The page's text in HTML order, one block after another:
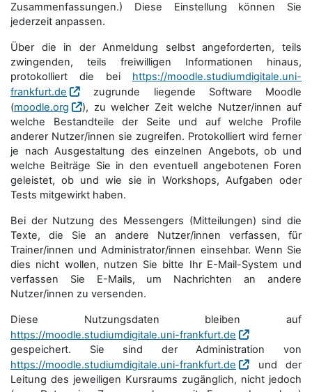
Zusammenfassungen.) Diese Einstellung können Sie
jederzeit anpassen.
Über die in der Anmeldung selbst angeforderten, teils
zwingenden, teils freiwilligen Informationen hinaus,
protokolliert die bei https://moodle.studiumdigitale.uni-
frankfurt.de
zugrunde liegende Software Moodle
(moodle.org
), zu welcher Zeit welche Nutzer/innen auf
welche Bestandteile der Seite und auf welche Profile
anderer Nutzer/innen sie zugreifen. Protokolliert wird ferner
je nach Ausgestaltung des einzelnen Angebots, ob und
welche Beiträge Sie in den eventuell angebotenen Foren
geleistet, ob und wie sie in Workshops, Aufgaben oder
Tests mitgewirkt haben.
Bei der Nutzung des Messengers (Mitteilungen) sind die
Texte, die Sie an andere Nutzer/innen verfassen, für
Trainer/innen und Administrator/innen einsehbar. Wenn Sie
dies nicht wollen, nutzen Sie bitte Ihr E-Mail-System und
verfassen Sie E-Mails, um Nachrichten an andere
Nutzer/innen zu versenden.
Diese Nutzungsdaten bleiben auf
https://moodle.studiumdigitale.uni-frankfurt.de
gespeichert. Sie sind der Administration von
https://moodle.studiumdigitale.uni-frankfurt.de
und der
Leitung des jeweiligen Kursraums zugänglich, nicht jedoch